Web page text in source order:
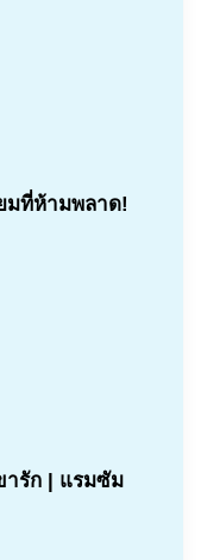
มที่ห้ามพลาด!
ารัก | แรมซัม